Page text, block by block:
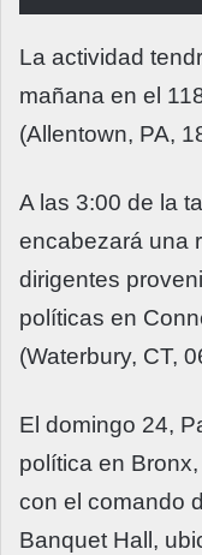
La actividad
mañana en el
(Allentown, PA,
A las 3:00 de la
encabezará una
dirigentes
políticas en
(Waterbury, CT,
El domingo 24,
política en
con el comando
Banquet Hall,